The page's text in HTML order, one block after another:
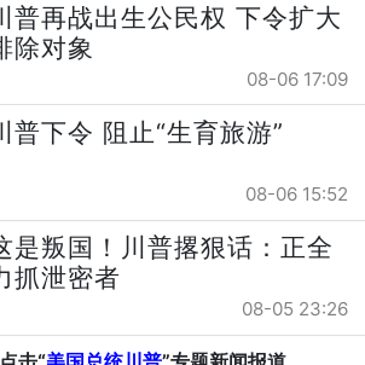
普再战出生公民权 下令扩大
除对象
08-06 17:09
普下令 阻止“生育旅游”
08-06 15:52
是叛国！川普撂狠话：正全
抓泄密者
08-05 23:26